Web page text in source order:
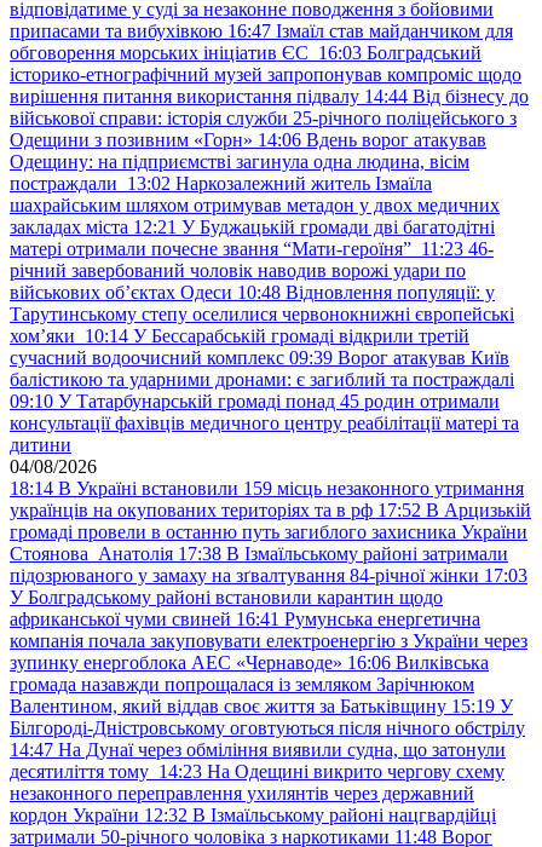
відповідатиме у суді за незаконне поводження з бойовими
припасами та вибухівкою 16:47 Ізмаїл став майданчиком для
обговорення морських ініціатив ЄС 16:03 Болградський
історико-етнографічний музей запропонував компроміс щодо
вирішення питання використання підвалу 14:44 Від бізнесу до
військової справи: історія служби 25-річного поліцейського з
Одещини з позивним «Горн» 14:06 Вдень ворог атакував
Одещину: на підприємстві загинула одна людина, вісім
постраждали 13:02 Наркозалежний житель Ізмаїла
шахрайським шляхом отримував метадон у двох медичних
закладах міста 12:21 У Буджацькій громади дві багатодітні
матері отримали почесне звання “Мати-героїня” 11:23 46-
річний завербований чоловік наводив ворожі удари по
військових обʼєктах Одеси 10:48 Відновлення популяції: у
Тарутинському степу оселилися червонокнижні європейські
хом’яки 10:14 У Бессарабській громаді відкрили третій
сучасний водоочисний комплекс 09:39 Ворог атакував Київ
балістикою та ударними дронами: є загиблий та постраждалі
09:10 У Татарбунарській громаді понад 45 родин отримали
консультації фахівців медичного центру реабілітації матері та
дитини
04/08/2026
18:14 В Україні встановили 159 місць незаконного утримання
українців на окупованих територіях та в рф 17:52 В Арцизькій
громаді провели в останню путь загиблого захисника України
Стоянова Анатолія 17:38 В Ізмаїльському районі затримали
підозрюваного у замаху на зґвалтування 84-річної жінки 17:03
У Болградському районі встановили карантин щодо
африканської чуми свиней 16:41 Румунська енергетична
компанія почала закуповувати електроенергію з України через
зупинку енергоблока АЕС «Чернаводе» 16:06 Вилківська
громада назавжди попрощалася із земляком Зарічнюком
Валентином, який віддав своє життя за Батьківщину 15:19 У
Білгороді-Дністровському оговтуються після нічного обстрілу
14:47 На Дунаї через обміління виявили судна, що затонули
десятиліття тому 14:23 На Одещині викрито чергову схему
незаконного переправлення ухилянтів через державний
кордон України 12:32 В Ізмаїльському районі нацгвардійці
затримали 50-річного чоловіка з наркотиками 11:48 Ворог